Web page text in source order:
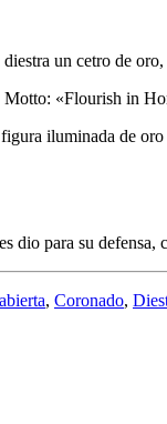
un cetro de
Motto: «Flourish in
iluminada de
dio para su defensa,
, Coronado,